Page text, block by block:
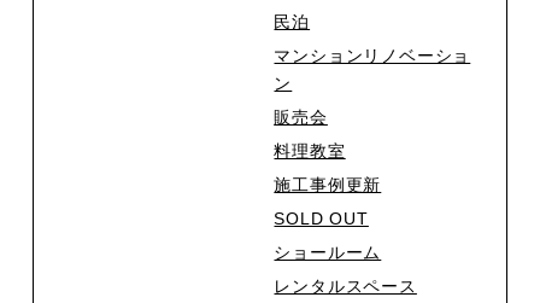
民泊
マンションリノベーショ
ン
販売会
料理教室
施工事例更新
SOLD OUT
ショールーム
レンタルスペース